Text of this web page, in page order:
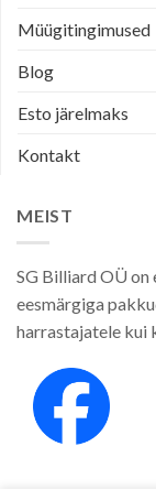
Müügitingimused
Blog
Esto järelmaks
Kontakt
MEIST
SG Billiard OÜ on
eesmärgiga
harrastajatele kui